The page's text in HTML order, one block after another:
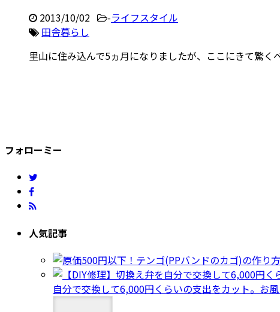
2013/10/02 -ライフスタイル
田舎暮らし
里山に住み込んで5ヵ月になりましたが、ここにきて驚く
フォローミー
人気記事
自分で交換して6,000円くらいの支出をカット。お